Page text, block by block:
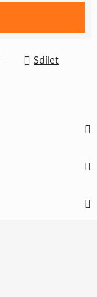
Sdílet